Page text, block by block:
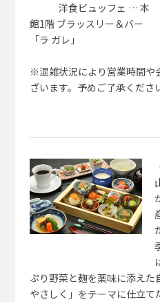
洋食ビュッフェ … 本
館1階 ブラッスリー＆バー
「ラ ガレ」
※混雑状況により営業時間や
ざいます。予めご了承くださ
ぷり野菜と麹を薬味に添えた
やさしく」をテーマに仕立